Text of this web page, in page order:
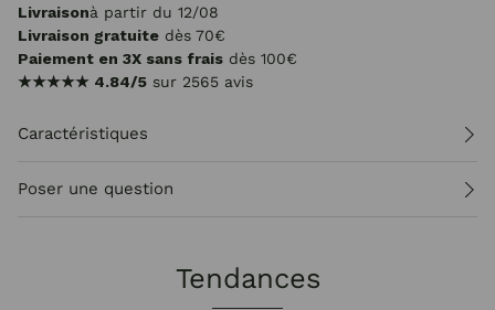
Livraisonà partir du 12/08
Livraison gratuite dès 70€
Paiement en 3X sans frais dès 100€
★★★★★ 4.84/5 sur 2565 avis
Caractéristiques
Poser une question
Tendances